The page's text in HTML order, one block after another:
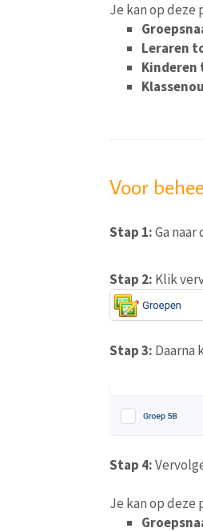
Je kan op deze
Leraren
Kinderen
Voor
Stap 1:Ga
Stap 2: Klik
Stap 3: Daarna
Stap 4:
Je kan op deze